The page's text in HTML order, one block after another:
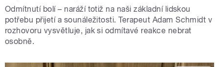
Odmítnutí bolí – naráží totiž na naši základní lidskou
potřebu přijetí a sounáležitosti. Terapeut Adam Schmidt v
rozhovoru vysvětluje, jak si odmítavé reakce nebrat
osobně.